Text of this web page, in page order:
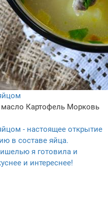
масло Картофель Морковь
- настоящее открытие
в составе яйца.
я готовила и
и интереснее!